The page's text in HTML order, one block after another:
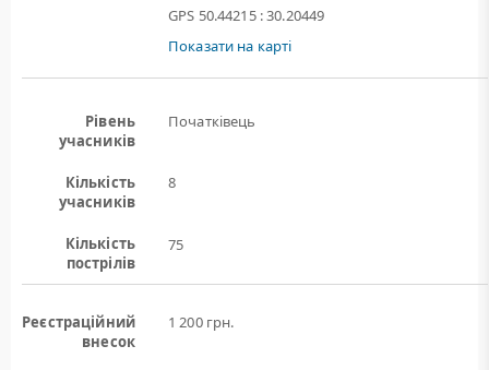
GPS 50.44215 : 30.20449
Показати на карті
Рівень
учасників
Початківець
Кількість
учасників
8
Кількість
пострілів
75
Реєстраційний
внесок
1 200 грн.